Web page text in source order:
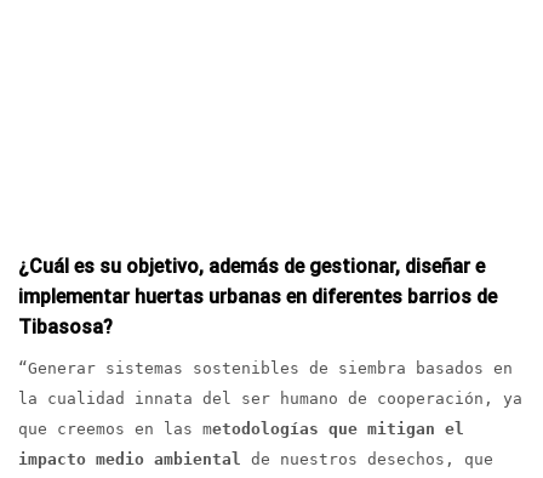
¿Cuál es su objetivo, además de gestionar, diseñar e
implementar huertas urbanas en diferentes barrios de
Tibasosa?
“Generar sistemas sostenibles de siembra basados en
la cualidad innata del ser humano de cooperación, ya
que creemos en las metodologías que mitigan el
impacto medio ambiental de nuestros desechos, que